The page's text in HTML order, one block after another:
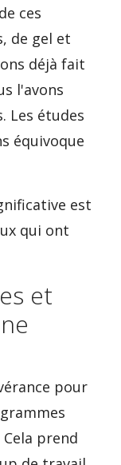
ces
de gel et
déjà fait
l'avons
Les études
équivoque
est
qui ont
et
pour
prend